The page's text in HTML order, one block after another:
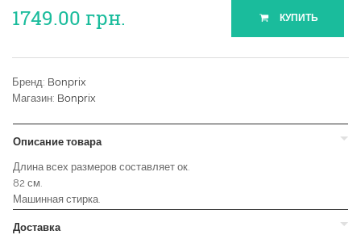
1749.00 грн. КУПИТЬ
Бренд: Bonprix
Магазин: Bonprix
Описание товара
Длина всех размеров составляет ок.
82 см.
Машинная стирка.
Доставка